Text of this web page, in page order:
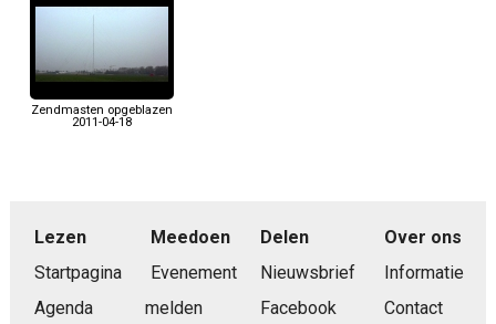
Zendmasten opgeblazen
2011-04-18
Lezen
Startpagina
Agenda
Meedoen
Evenement
melden
Delen
Nieuwsbrief
Facebook
Over ons
Informatie
Contact